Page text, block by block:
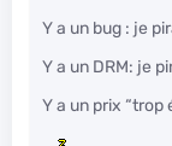
Y a un bug : je
Y a un DRM: je
Y a un prix “trop